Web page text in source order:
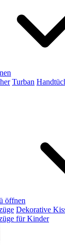
Turban
öffnen
Dekorative
für Kinder